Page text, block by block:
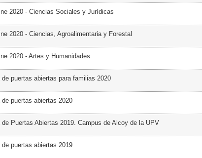
2020 - Ciencias Sociales y Jurídicas
2020 - Ciencias, Agroalimentaria y Forestal
2020 - Artes y Humanidades
de puertas abiertas para familias 2020
de puertas abiertas 2020
de Puertas Abiertas 2019. Campus de Alcoy de la UPV
de puertas abiertas 2019